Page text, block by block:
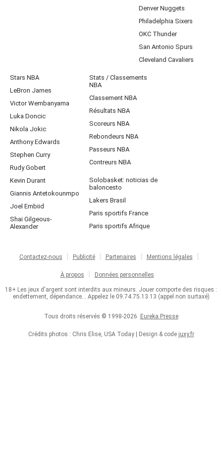
Denver Nuggets
Philadelphia Sixers
OKC Thunder
San Antonio Spurs
Cleveland Cavaliers
Stars NBA
LeBron James
Victor Wembanyama
Luka Doncic
Nikola Jokic
Anthony Edwards
Stephen Curry
Rudy Gobert
Kevin Durant
Giannis Antetokounmpo
Joel Embiid
Shai Gilgeous-
Alexander
Stats / Classements
NBA
Classement NBA
Résultats NBA
Scoreurs NBA
Rebondeurs NBA
Passeurs NBA
Contreurs NBA
Solobasket: noticias de
baloncesto
Lakers Brasil
Paris sportifs France
Paris sportifs Afrique
Contactez-nous Publicité Partenaires Mentions légales
À propos Données personnelles
18+ Les jeux d'argent sont interdits aux mineurs. Jouer comporte des risques :
endettement, dépendance... Appelez le 09.74.75.13.13 (appel non surtaxé)
Tous droits réservés © 1998-2026 Eureka Presse
Crédits photos : Chris Elise, USA Today | Design & code juxy.fr